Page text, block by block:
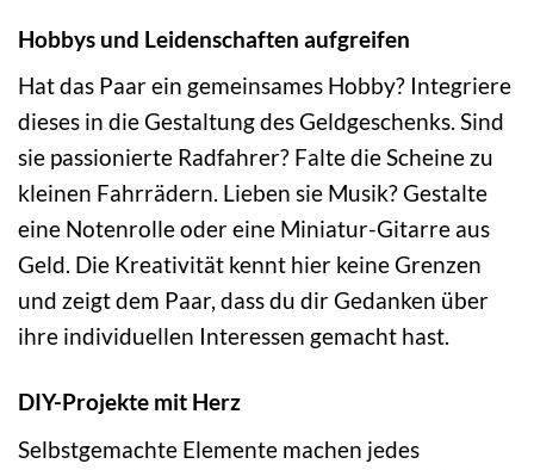
Hobbys und Leidenschaften aufgreifen
Hat das Paar ein gemeinsames Hobby? Integriere
dieses in die Gestaltung des Geldgeschenks. Sind
sie passionierte Radfahrer? Falte die Scheine zu
kleinen Fahrrädern. Lieben sie Musik? Gestalte
eine Notenrolle oder eine Miniatur-Gitarre aus
Geld. Die Kreativität kennt hier keine Grenzen
und zeigt dem Paar, dass du dir Gedanken über
ihre individuellen Interessen gemacht hast.
DIY-Projekte mit Herz
Selbstgemachte Elemente machen jedes